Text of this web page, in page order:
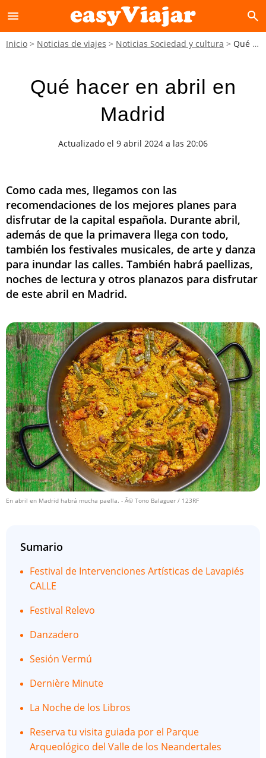
menu search
Inicio Noticias de viajes Noticias Sociedad y cultura Qué hacer en abril en Madrid
Qué hacer en abril en
Madrid
Actualizado el 9 abril 2024 a las 20:06
Como cada mes, llegamos con las
recomendaciones de los mejores planes para
disfrutar de la capital española. Durante abril,
además de que la primavera llega con todo,
también los festivales musicales, de arte y danza
para inundar las calles. También habrá paellizas,
noches de lectura y otros planazos para disfrutar
de este abril en Madrid.
En abril en Madrid habrá mucha paella. - Â© Tono Balaguer / 123RF
Sumario
Festival de Intervenciones Artísticas de Lavapiés
CALLE
Festival Relevo
Danzadero
Sesión Vermú
Dernière Minute
La Noche de los Libros
Reserva tu visita guiada por el Parque
Arqueológico del Valle de los Neandertales